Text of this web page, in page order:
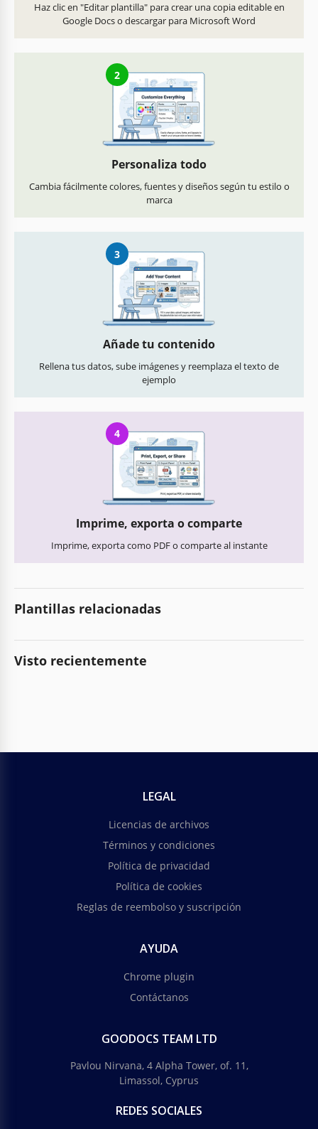
Haz clic en "Editar plantilla" para crear una copia editable en
Google Docs o descargar para Microsoft Word
2
Personaliza todo
Cambia fácilmente colores, fuentes y diseños según tu estilo o
marca
3
Añade tu contenido
Rellena tus datos, sube imágenes y reemplaza el texto de
ejemplo
4
Imprime, exporta o comparte
Imprime, exporta como PDF o comparte al instante
Plantillas relacionadas
Visto recientemente
LEGAL
Licencias de archivos
Términos y condiciones
Política de privacidad
Política de cookies
Reglas de reembolso y suscripción
AYUDA
Chrome plugin
Contáctanos
GOODOCS TEAM LTD
Pavlou Nirvana, 4 Alpha Tower, of. 11,
Limassol, Cyprus
REDES SOCIALES